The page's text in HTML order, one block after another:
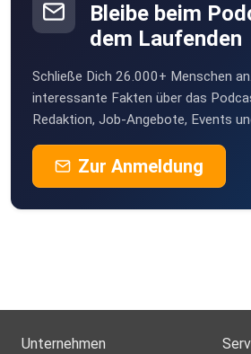
Bleibe beim
dem Laufenden
Schließe Dich 26.000+ Menschen
interessante Fakten über das
Redaktion, Job-Angebote, Events
Zur Anmeldung
Unternehmen